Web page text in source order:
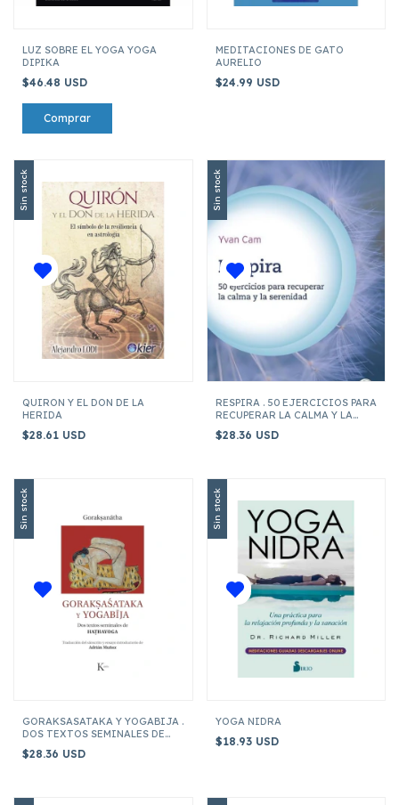
LUZ SOBRE EL YOGA YOGA
DIPIKA
$46.48 USD
MEDITACIONES DE GATO
AURELIO
$24.99 USD
Sin stock
QUIRON Y EL DON DE LA
HERIDA
$28.61 USD
Sin stock
RESPIRA . 50 EJERCICIOS PARA
RECUPERAR LA CALMA Y LA
$28.36 USD
Sin stock
GORAKSASATAKA Y YOGABIJA .
DOS TEXTOS SEMINALES DE
$28.36 USD
Sin stock
YOGA NIDRA
$18.93 USD